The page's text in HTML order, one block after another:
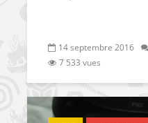
14 septembre 2016
7 533 vues